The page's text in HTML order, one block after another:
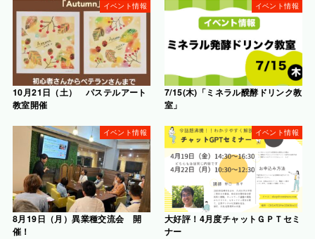
イベント情報
10月21日（土） パステルアート
教室開催
イベント情報
7/15(木)「ミネラル醗酵ドリンク教
室」
イベント情報
8月19日（月）異業種交流会 開
催！
イベント情報
大好評！4月度チャットＧＰＴセミ
ナー